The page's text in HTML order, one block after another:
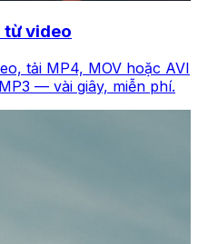
từ video
tải MP4, MOV hoặc AVI
— vài giây, miễn phí.